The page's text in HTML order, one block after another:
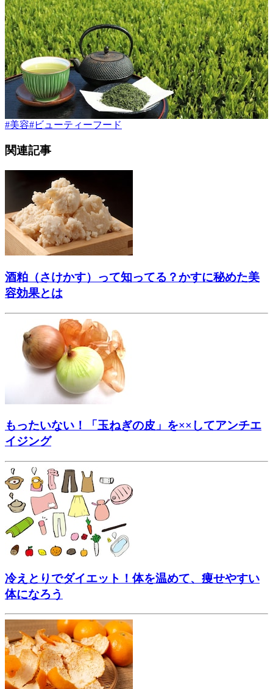
#美容#ビューティーフード
関連記事
酒粕（さけかす）って知ってる？かすに秘めた美
容効果とは
もったいない！「玉ねぎの皮」を××してアンチエ
イジング
冷えとりでダイエット！体を温めて、痩せやすい
体になろう